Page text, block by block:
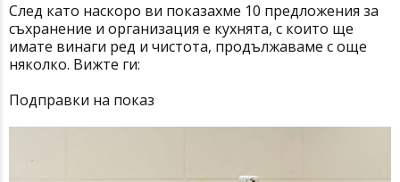
След като наскоро ви показахме 10 предложения за
съхранение и организация е кухнята, с които ще
имате винаги ред и чистота, продължаваме с още
няколко. Вижте ги:
Подправки на показ